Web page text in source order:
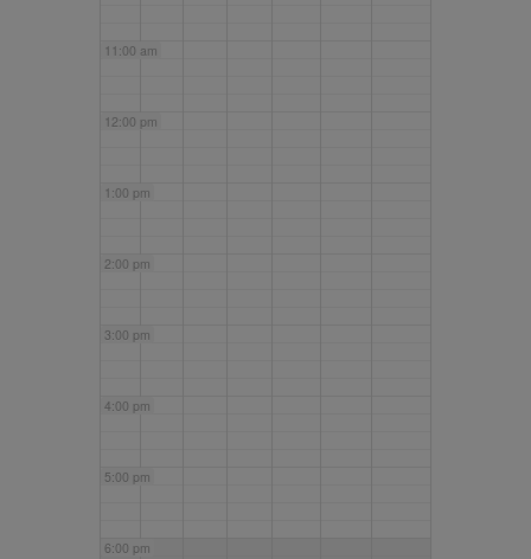
11:00 am
12:00 pm
1:00 pm
2:00 pm
3:00 pm
4:00 pm
5:00 pm
6:00 pm